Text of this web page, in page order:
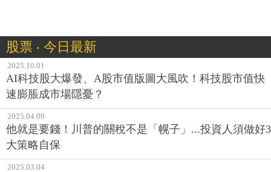
股票 ‧ 今日最新
2025.10.01
AI科技股大爆發、A股市值版圖大風吹！科技股市值快
速膨脹成市場隱憂？
2025.04.09
他就是要錢！川普的關稅不是「幌子」...投資人須做好3
大策略自保
2025.03.04